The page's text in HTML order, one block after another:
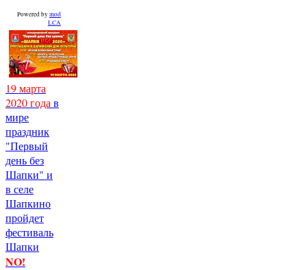
Powered by mod
LCA
19 марта
2020 года в
мире
праздник
"Первый
день без
Шапки" и
в селе
Шапкино
пройдет
фестиваль
Шапки
NO!